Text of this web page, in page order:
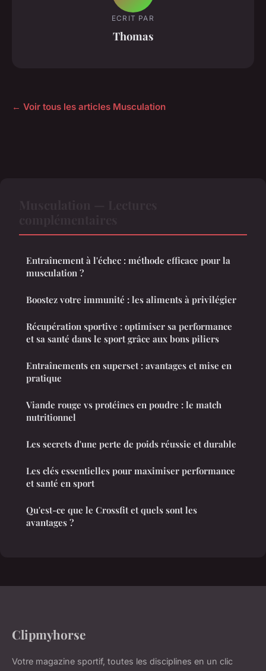
ECRIT PAR
Thomas
← Voir tous les articles Musculation
Entraînement à l'échec : méthode efficace pour la
musculation ?
Boostez votre immunité : les aliments à privilégier
Récupération sportive : optimiser sa performance
et sa santé dans le sport grâce aux bons piliers
Entraînements en superset : avantages et mise en
pratique
Viande rouge vs protéines en poudre : le match
nutritionnel
Les secrets d'une perte de poids réussie et durable
Les clés essentielles pour maximiser performance
et santé en sport
Qu'est-ce que le Crossfit et quels sont les
avantages ?
Clipmyhorse
Votre magazine sportif, toutes les disciplines en un clic